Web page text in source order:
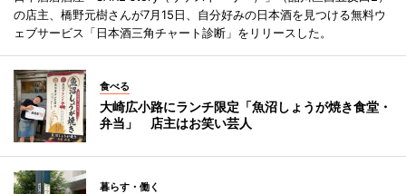
の店主、橋野元樹さんが7月15日、自分好みの日本酒を見つける無料ウ
ェブサービス「日本酒三角チャート診断」をリリースした。
食べる
大崎広小路にランチ限定「魚沼しょうが焼き食堂・
弁当」 店主はお笑い芸人
暮らす・働く